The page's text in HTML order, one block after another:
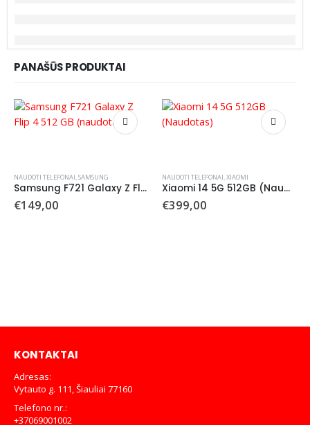
PANAŠŪS PRODUKTAI
NAUDOTI TELEFONAI,SAMSUNG
Samsung F721 Galaxy Z Flip 4 512 GB (naudotas)
€149,00
NAUDOTI TELEFONAI,XIAOMI
Xiaomi 14 5G 512GB (Naudotas)
€399,00
KONTAKTAI
Adresas:
Vytauto g. 111, Šiauliai 77160
Telefono nr.:
+37069001002